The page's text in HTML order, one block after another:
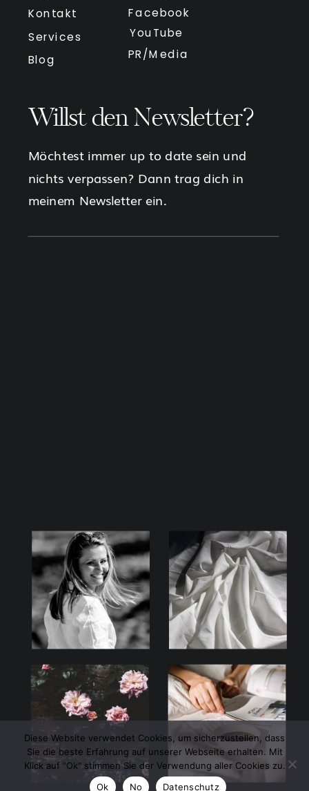
Kontakt
Services
Blog
YouTube
PR/Media
Facebook
Willst den Newsletter?
Möchtest immer up to date sein und
nichts verpassen? Dann trag dich in
meinem Newsletter ein.
Diese Website verwendet Cookies, um sicherzustellen, dass
Sie die beste Erfahrung auf unserer Webseite erhalten. Mit
Klick auf "Ok" stimmen Sie der Verwendung aller Cookies zu.
Ok
No Datenschutz